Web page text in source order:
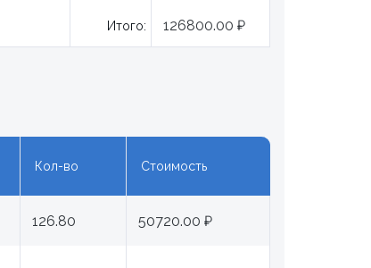
Итого: 126800.00 ₽
Кол-во Стоимость
126.80 50720.00 ₽